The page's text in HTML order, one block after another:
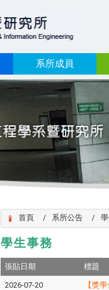
系所成員
首頁 系所公告
學生事務
張貼日期 標題
2026-07-20 【獎